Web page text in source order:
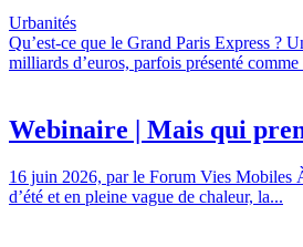
Urbanités
Qu’est-ce que le Grand Paris Express ?
milliards d’euros, parfois présenté
Webinaire | Mais qui
16 juin 2026, par le Forum Vies Mobiles
d’été et en pleine vague de chaleur, la...